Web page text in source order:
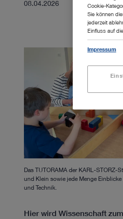
08.04.2026
Das TUTORAMA der KARL-
und Klein sowie jede Menge
und Technik.
Hier wird Wissenschaft
Cookie-
Sie können
jederzeit
Einfluss auf
Impressum